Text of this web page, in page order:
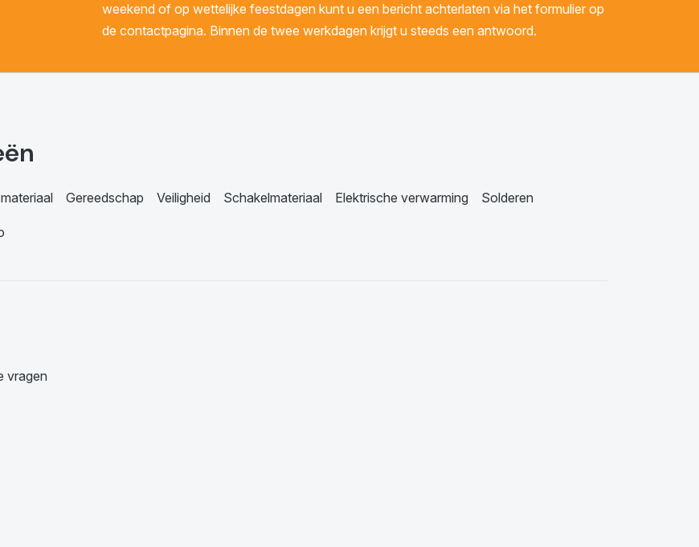
weekend of op wettelijke feestdagen kunt u een bericht achterlaten via het formulier op
de contactpagina. Binnen de twee werkdagen krijgt u steeds een antwoord.
Gereedschap Veiligheid Schakelmateriaal Elektrische verwarming Solderen
vragen